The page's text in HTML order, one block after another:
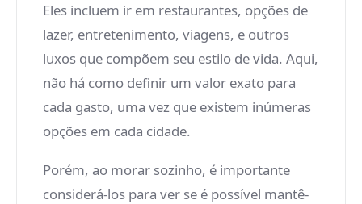
Eles incluem ir em restaurantes, opções de
lazer, entretenimento, viagens, e outros
luxos que compõem seu estilo de vida. Aqui,
não há como definir um valor exato para
cada gasto, uma vez que existem inúmeras
opções em cada cidade.
Porém, ao morar sozinho, é importante
considerá-los para ver se é possível mantê-